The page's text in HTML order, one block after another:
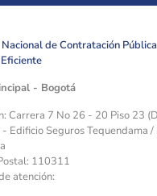
de Contratación
- Bogotá
Carrera 7 No 26 - 20 Piso 23
Edificio Seguros Tequendama /
110311
atención: